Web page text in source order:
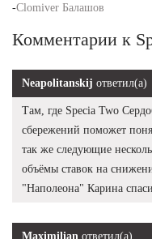
-Clomiver Балашов
Комментарии к
Neapolitanskij ответил(а)
Там, где Specia Two
сбережений поможет
так же следующие
объёмы ставок на
"Наполеона" Карина
Maximilian ответил(а)